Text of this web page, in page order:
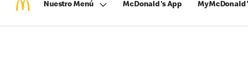
Nuestro Menú McDonald's App